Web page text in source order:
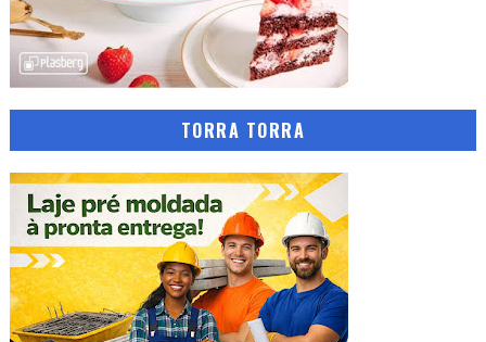
TORRA TORRA